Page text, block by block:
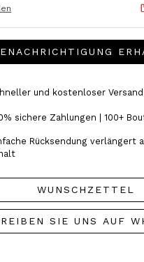
und kostenloser
sichere Zahlungen | 100+
Rücksendung verlängert
WUNSCHZETTEL
SIE UNS AUF